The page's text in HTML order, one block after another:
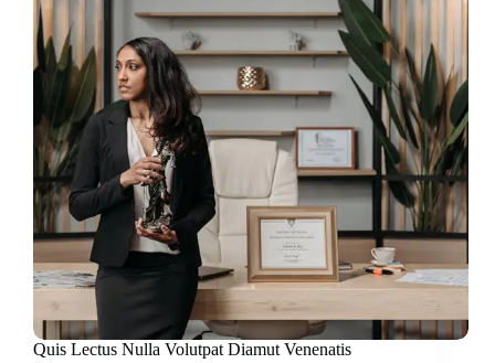
Quis Lectus Nulla Volutpat Diamut Venenatis